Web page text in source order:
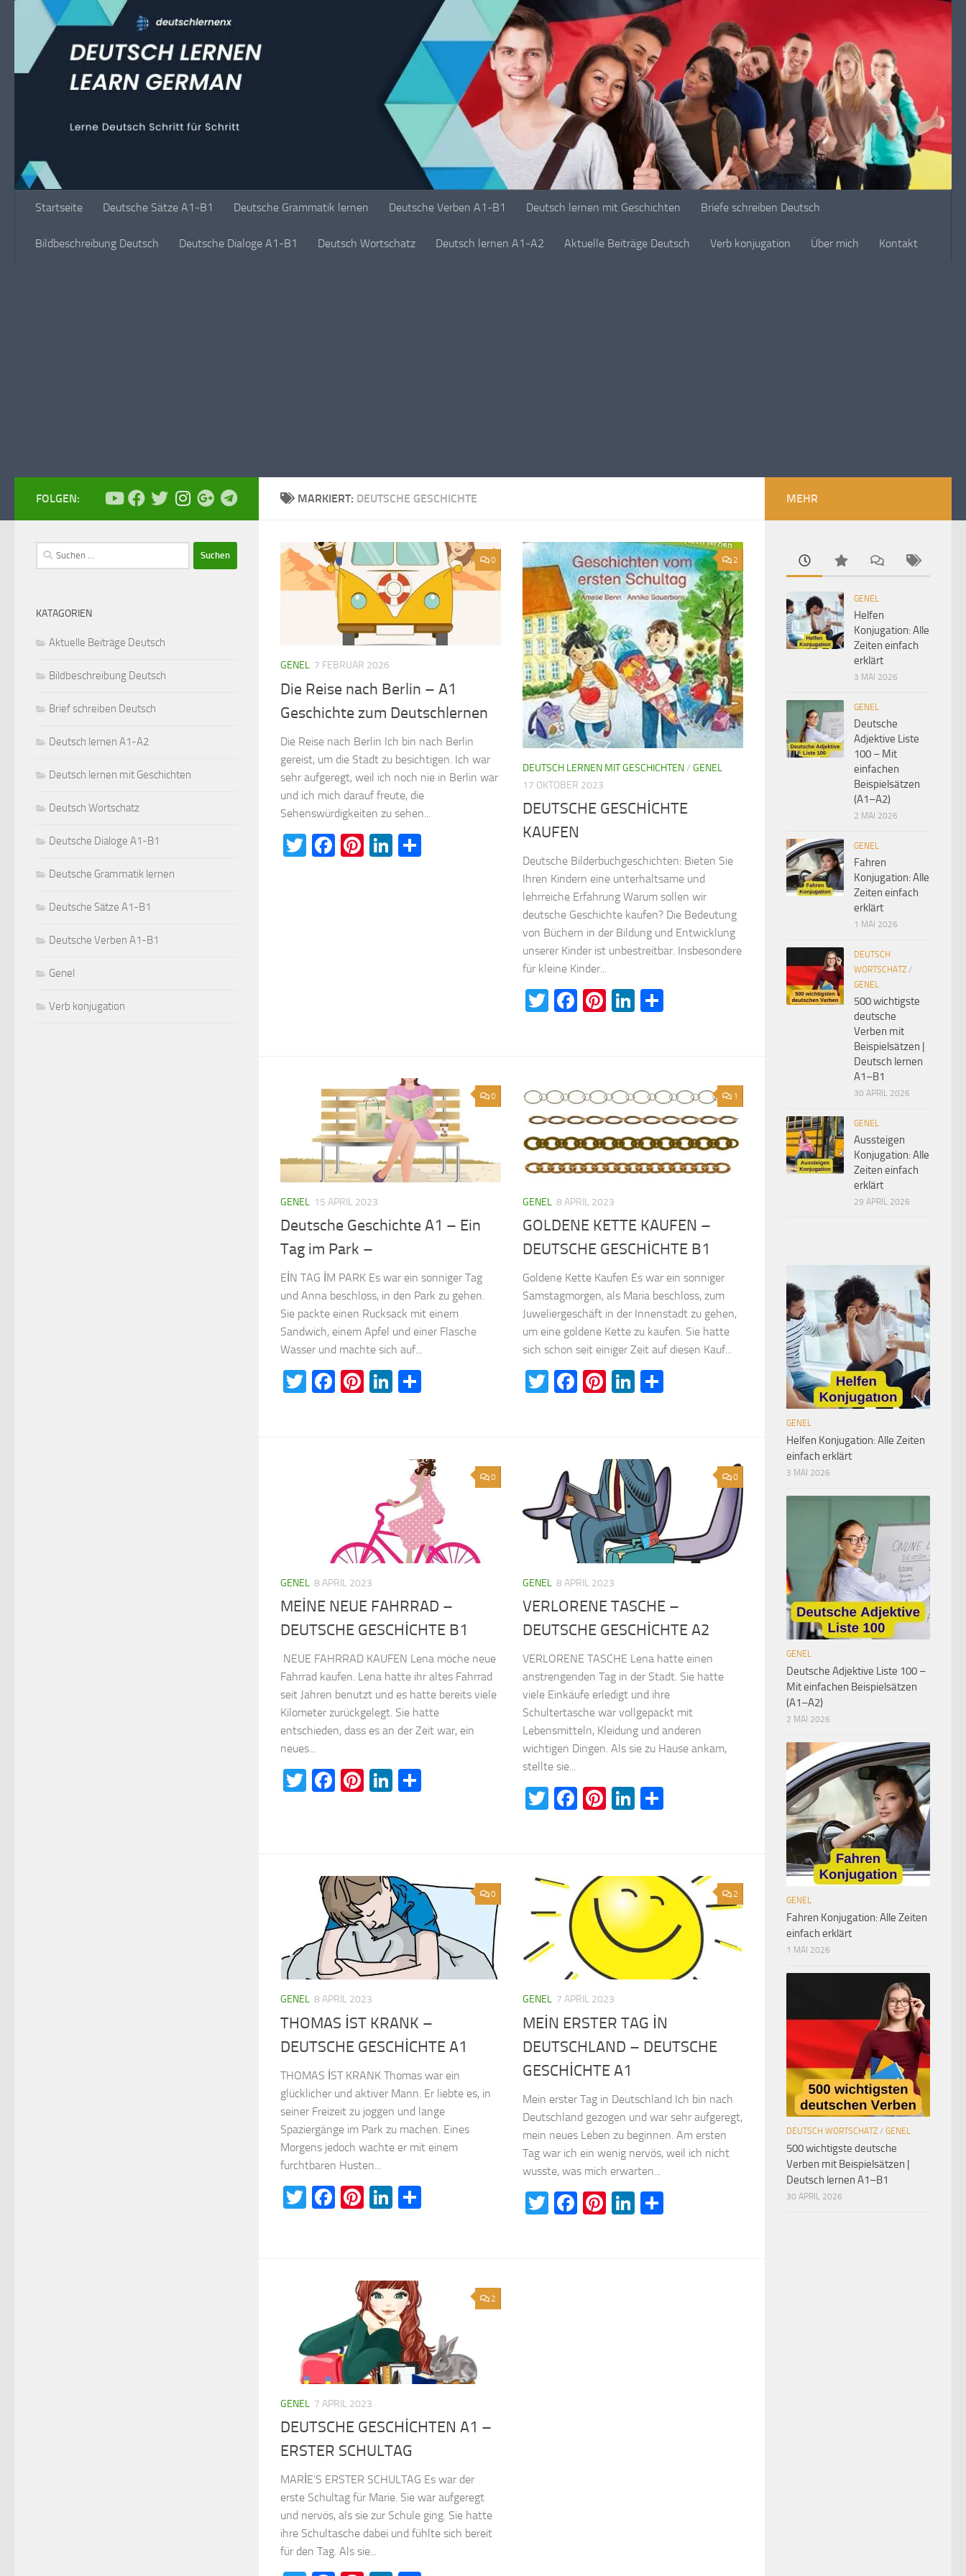
Unter dem Inhalt
Startseite Deutsche Sätze A1-B1 Deutsche Grammatik lernen Deutsche Verben A1-B1 Deutsch lernen mit Geschichten Briefe schreiben Deutsch
Bildbeschreibung Deutsch Deutsche Dialoge A1-B1 Deutsch Wortschatz Deutsch lernen A1-A2 Aktuelle Beiträge Deutsch Verb konjugation Über mich Kontakt
MARKIERT: DEUTSCHE GESCHICHTE
0
GENEL 7 FEBRUAR 2026
Die Reise nach Berlin – A1
Geschichte zum Deutschlernen
Die Reise nach Berlin Ich bin nach Berlin
gereist, um die Stadt zu besichtigen. Ich war
sehr aufgeregt, weil ich noch nie in Berlin war
und ich mich darauf freute, die
Sehenswürdigkeiten zu sehen...
Twitter
Facebook
Pinterest
LinkedIn
2
DEUTSCH LERNEN MIT GESCHICHTEN/ GENEL
17 OKTOBER 2023
DEUTSCHE GESCHİCHTE
KAUFEN
Deutsche Bilderbuchgeschichten: Bieten Sie
Ihren Kindern eine unterhaltsame und
lehrreiche Erfahrung Warum sollen wir
deutsche Geschichte kaufen? Die Bedeutung
von Büchern in der Bildung und Entwicklung
unserer Kinder ist unbestreitbar. Insbesondere
für kleine Kinder...
Twitter
Facebook
Pinterest
LinkedIn
0
GENEL 15 APRIL 2023
Deutsche Geschichte A1 – Ein
Tag im Park –
EİN TAG İM PARK Es war ein sonniger Tag
und Anna beschloss, in den Park zu gehen.
Sie packte einen Rucksack mit einem
Sandwich, einem Apfel und einer Flasche
Wasser und machte sich auf...
Twitter
Facebook
Pinterest
LinkedIn
1
GENEL 8 APRIL 2023
GOLDENE KETTE KAUFEN –
DEUTSCHE GESCHİCHTE B1
Goldene Kette Kaufen Es war ein sonniger
Samstagmorgen, als Maria beschloss, zum
Juweliergeschäft in der Innenstadt zu gehen,
um eine goldene Kette zu kaufen. Sie hatte
sich schon seit einiger Zeit auf diesen Kauf...
Twitter
Facebook
Pinterest
LinkedIn
0
GENEL 8 APRIL 2023
MEİNE NEUE FAHRRAD –
DEUTSCHE GESCHİCHTE B1
NEUE FAHRRAD KAUFEN Lena möche neue
Fahrrad kaufen. Lena hatte ihr altes Fahrrad
seit Jahren benutzt und es hatte bereits viele
Kilometer zurückgelegt. Sie hatte
entschieden, dass es an der Zeit war, ein
neues...
Twitter
Facebook
Pinterest
LinkedIn
0
GENEL 8 APRIL 2023
VERLORENE TASCHE –
DEUTSCHE GESCHİCHTE A2
VERLORENE TASCHE Lena hatte einen
anstrengenden Tag in der Stadt. Sie hatte
viele Einkäufe erledigt und ihre
Schultertasche war vollgepackt mit
Lebensmitteln, Kleidung und anderen
wichtigen Dingen. Als sie zu Hause ankam,
stellte sie...
Twitter
Facebook
Pinterest
LinkedIn
0
GENEL 8 APRIL 2023
THOMAS İST KRANK –
DEUTSCHE GESCHİCHTE A1
THOMAS İST KRANK Thomas war ein
glücklicher und aktiver Mann. Er liebte es, in
seiner Freizeit zu joggen und lange
Spaziergänge im Park zu machen. Eines
Morgens jedoch wachte er mit einem
furchtbaren Husten...
Twitter
Facebook
Pinterest
LinkedIn
2
GENEL 7 APRIL 2023
MEİN ERSTER TAG İN
DEUTSCHLAND – DEUTSCHE
GESCHİCHTE A1
Mein erster Tag in Deutschland Ich bin nach
Deutschland gezogen und war sehr aufgeregt,
mein neues Leben zu beginnen. Am ersten
Tag war ich ein wenig nervös, weil ich nicht
wusste, was mich erwarten...
Twitter
Facebook
Pinterest
LinkedIn
2
GENEL 7 APRIL 2023
DEUTSCHE GESCHİCHTEN A1 –
ERSTER SCHULTAG
MARİE’S ERSTER SCHULTAG Es war der
erste Schultag für Marie. Sie war aufgeregt
und nervös, als sie zur Schule ging. Sie hatte
ihre Schultasche dabei und fühlte sich bereit
für den Tag. Als sie...
FOLGEN:
Suchen
nach:
KATAGORIEN
Aktuelle Beiträge Deutsch
Bildbeschreibung Deutsch
Brief schreiben Deutsch
Deutsch lernen A1-A2
Deutsch lernen mit Geschichten
Deutsch Wortschatz
Deutsche Dialoge A1-B1
Deutsche Grammatik lernen
Deutsche Sätze A1-B1
Deutsche Verben A1-B1
Genel
Verb konjugation
MEHR
GENEL
Helfen
Konjugation: Alle
Zeiten einfach
erklärt
3 MAI 2026
GENEL
Deutsche
Adjektive Liste
100 – Mit
einfachen
Beispielsätzen
(A1–A2)
2 MAI 2026
GENEL
Fahren
Konjugation: Alle
Zeiten einfach
erklärt
1 MAI 2026
DEUTSCH
WORTSCHATZ /
GENEL
500 wichtigste
deutsche
Verben mit
Beispielsätzen |
Deutsch lernen
A1–B1
30 APRIL 2026
GENEL
Aussteigen
Konjugation: Alle
Zeiten einfach
erklärt
29 APRIL 2026
GENEL
Helfen Konjugation: Alle Zeiten
einfach erklärt
3 MAI 2026
GENEL
Deutsche Adjektive Liste 100 –
Mit einfachen Beispielsätzen
(A1–A2)
2 MAI 2026
GENEL
Fahren Konjugation: Alle Zeiten
einfach erklärt
1 MAI 2026
DEUTSCH WORTSCHATZ / GENEL
500 wichtigste deutsche
Verben mit Beispielsätzen |
Deutsch lernen A1–B1
30 APRIL 2026